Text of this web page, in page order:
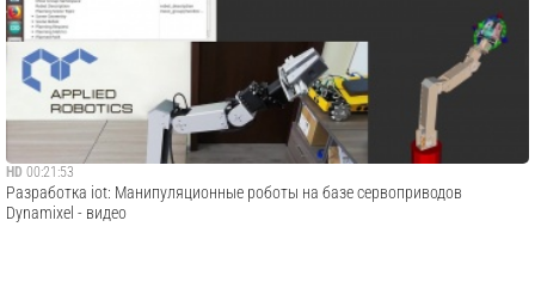
HD 00:21:53
Разработка iot: Манипуляционные роботы на базе сервоприводов
Dynamixel - видео